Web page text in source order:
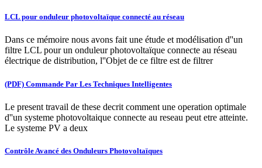
LCL pour onduleur photovoltaïque connecté au réseau
Dans ce mémoire nous avons fait une étude et modélisation d''un
filtre LCL pour un onduleur photovoltaïque connecte au réseau
électrique de distribution, l''Objet de ce filtre est de filtrer
(PDF) Commande Par Les Techniques Intelligentes
Le present travail de these decrit comment une operation optimale
d''un systeme photovoltaique connecte au reseau peut etre atteinte.
Le systeme PV a deux
Contrôle Avancé des Onduleurs Photovoltaïques